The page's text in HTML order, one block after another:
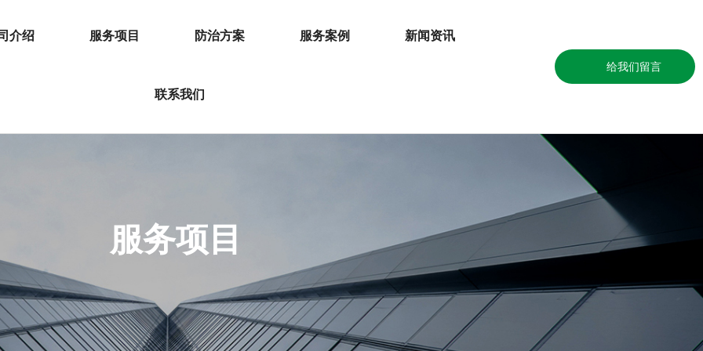
介绍 服务项目 防治方案 服务案例 新闻资讯
联系我们
给我们留言
服务项目